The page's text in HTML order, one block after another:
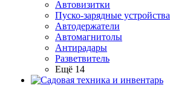
Автовизитки
Пуско-зарядные устройства
Автодержатели
Автомагнитолы
Антирадары
Разветвитель
Ещё 14